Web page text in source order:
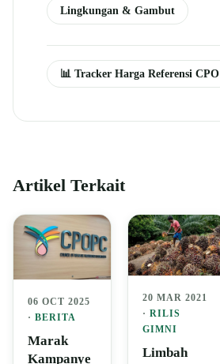
Lingkungan & Gambut
📊 Tracker Harga Referensi CPO
Artikel Terkait
06 OCT 2025
· BERITA
Marak
Kampanye
20 MAR 2021
·RILIS
GIMNI
Limbah